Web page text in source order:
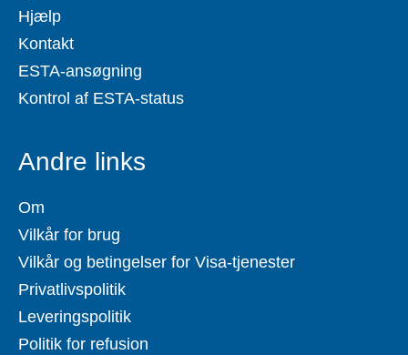
Hjælp
Kontakt
ESTA-ansøgning
Kontrol af ESTA-status
Andre links
Om
Vilkår for brug
Vilkår og betingelser for Visa-tjenester
Privatlivspolitik
Leveringspolitik
Politik for refusion